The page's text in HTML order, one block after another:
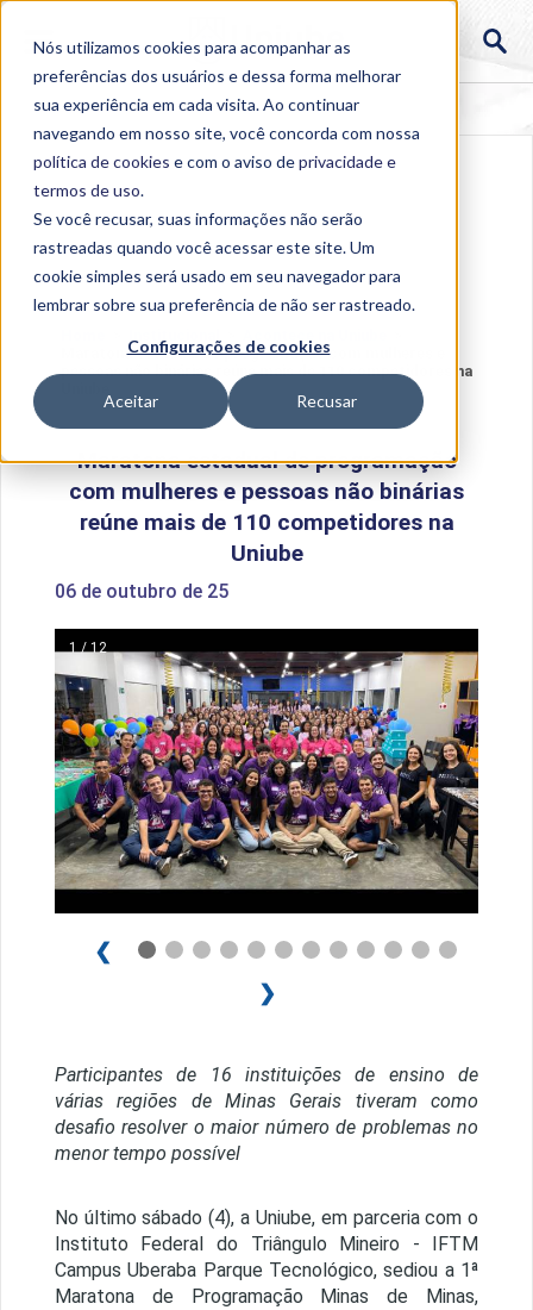
Nós utilizamos cookies para acompanhar as
preferências dos usuários e dessa forma melhorar
sua experiência em cada visita. Ao continuar
navegando em nosso site, você concorda com nossa
política de cookies e com o aviso deprivacidade e
termos de uso.
Se você recusar, suas informações não serão
rastreadas quando você acessar este site. Um
cookie simples será usado em seu navegador para
lembrar sobre sua preferência de não ser rastreado.
Configurações de cookies
Aceitar Recusar
Maratona estadual de programação com mulheres e
pessoas não binárias reúne mais de 110 competidores na
Maratona estadual de programação
com mulheres e pessoas não binárias
reúne mais de 110 competidores na
Uniube
06 de outubro de 25
1 / 12
❮
❯
Participantes de 16 instituições de ensino de
várias regiões de Minas Gerais tiveram como
desafio resolver o maior número de problemas no
menor tempo possível
No último sábado (4), a Uniube, em parceria com o
Instituto Federal do Triângulo Mineiro - IFTM
Campus Uberaba Parque Tecnológico, sediou a 1ª
Maratona de Programação Minas de Minas,